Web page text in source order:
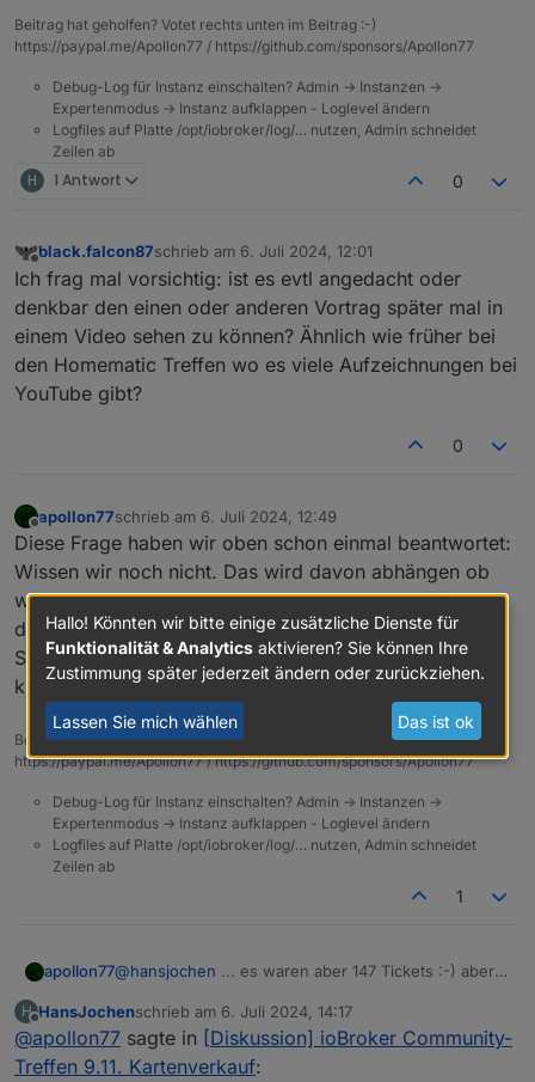
findet, absolut klasse! Ein gutes Omen für das
Treffen.
Beitrag hat geholfen? Votet rechts unten im Beitrag :-)
https://paypal.me/Apollon77 / https://github.com/sponsors/Apollon77
Debug-Log für Instanz einschalten? Admin -> Instanzen ->
Expertenmodus -> Instanz aufklappen - Loglevel ändern
Logfiles auf Platte /opt/iobroker/log/… nutzen, Admin schneidet
Zeilen ab
H 1 Antwort 0
Offline
black.falcon87schrieb am 6. Juli 2024, 12:01
zuletzt editiert von
Ich frag mal vorsichtig: ist es evtl angedacht oder
denkbar den einen oder anderen Vortrag später mal in
einem Video sehen zu können? Ähnlich wie früher bei
den Homematic Treffen wo es viele Aufzeichnungen bei
YouTube gibt?
0
Offline
apollon77schrieb am 6. Juli 2024, 12:49
zuletzt editiert von
Diese Frage haben wir oben schon einmal beantwortet:
Wissen wir noch nicht. Das wird davon abhängen ob
wir das technisch hinbekommen und jemanden finden
der soetwas kostenlos tut - oder vllt der Digitalraum
Solingen so etwas machen kann. Alles in allem ein
klares "we will see" :-)
Beitrag hat geholfen? Votet rechts unten im Beitrag :-)
https://paypal.me/Apollon77 / https://github.com/sponsors/Apollon77
Debug-Log für Instanz einschalten? Admin -> Instanzen ->
Expertenmodus -> Instanz aufklappen - Loglevel ändern
Logfiles auf Platte /opt/iobroker/log/… nutzen, Admin schneidet
Zeilen ab
1
apollon77@hansjochen ... es waren aber 147 Tickets :-) aber
H
Offline
HansJochenschrieb am 6. Juli 2024, 14:17
zuletzt editiert von
@apollon77 sagte in [Diskussion] ioBroker Community-
Treffen 9.11. Kartenverkauf:
Hallo! Könnten wir bitte einige zusätzliche Dienste für
Funktionalität & Analytics aktivieren? Sie können Ihre
Zustimmung später jederzeit ändern oder zurückziehen.
Lassen Sie mich wählen Das ist ok